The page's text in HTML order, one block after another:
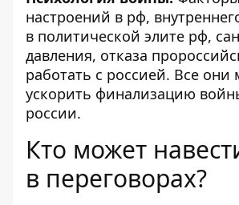
настроений в рф,
в политической элите рф,
давления, отказа
работать с россией. Все они
ускорить финализацию
россии.
Кто может
в переговорах?